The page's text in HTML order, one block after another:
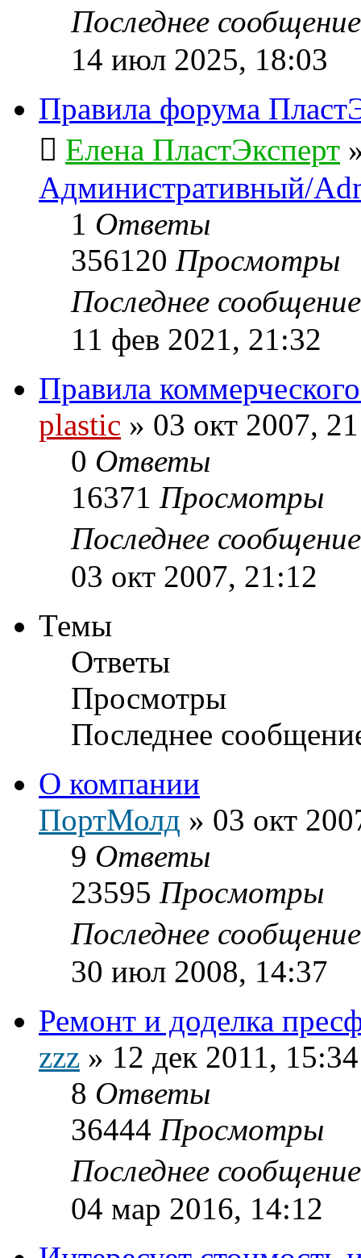
Последнее
14 июл 2025, 18:03
Правила форума
Елена ПластЭксперт
Административный/
1 Ответы
356120 Просмотры
Последнее
11 фев 2021, 21:32
Правила
plastic » 03 окт 2007,
0 Ответы
16371 Просмотры
Последнее
03 окт 2007, 21:12
Темы
Ответы
Просмотры
Последнее
О компании
ПортМолд » 03 окт
9 Ответы
23595 Просмотры
Последнее
30 июл 2008, 14:37
Ремонт и доделка
zzz » 12 дек 2011, 15:34
8 Ответы
36444 Просмотры
Последнее
04 мар 2016, 14:12